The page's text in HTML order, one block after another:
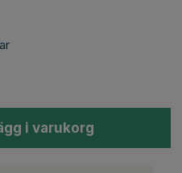
i varukorg